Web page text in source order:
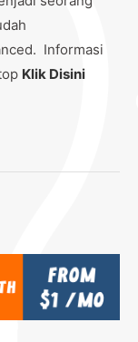
Informasi
Klik Disini